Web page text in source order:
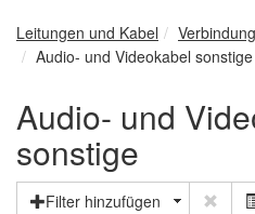
Leitungen und Kabel
Audio- und Videokabel sonstige
Audio- und
sonstige
Filter hinzufügen